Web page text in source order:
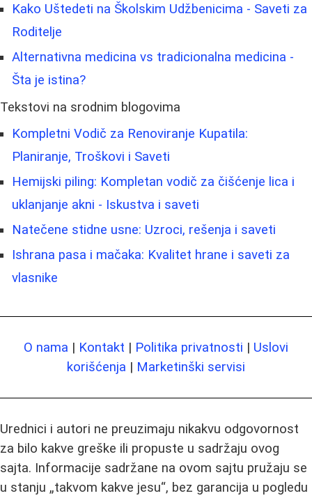
Kako Uštedeti na Školskim Udžbenicima - Saveti za
Roditelje
Alternativna medicina vs tradicionalna medicina -
Šta je istina?
Tekstovi na srodnim blogovima
Kompletni Vodič za Renoviranje Kupatila:
Planiranje, Troškovi i Saveti
Hemijski piling: Kompletan vodič za čišćenje lica i
uklanjanje akni - Iskustva i saveti
Natečene stidne usne: Uzroci, rešenja i saveti
Ishrana pasa i mačaka: Kvalitet hrane i saveti za
vlasnike
O nama | Kontakt | Politika privatnosti | Uslovi
korišćenja | Marketinški servisi
Urednici i autori ne preuzimaju nikakvu odgovornost
za bilo kakve greške ili propuste u sadržaju ovog
sajta. Informacije sadržane na ovom sajtu pružaju se
u stanju „takvom kakve jesu“, bez garancija u pogledu